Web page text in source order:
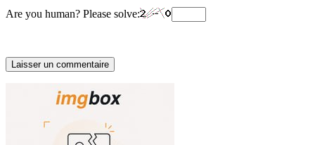
Are you human? Please solve: